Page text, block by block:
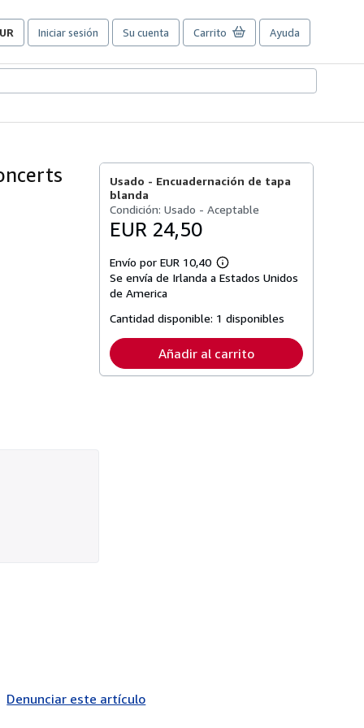
Iniciar sesión Su cuenta Carrito Ayuda
Usado - Encuadernación de tapa
blanda
Condición: Usado - Aceptable
EUR 24,50
Envío por EUR 10,40
Más
información
tarifas
envío
Se envía de Irlanda a Estados Unidos
de America
Cantidad disponible: 1 disponibles
Añadir al carrito
Denunciar este artículo